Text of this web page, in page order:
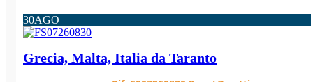
30AGO
Grecia, Malta, Italia da Taranto